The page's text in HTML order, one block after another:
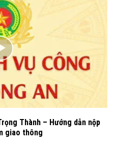
Thành – Hướng dẫn nộp
giao thông